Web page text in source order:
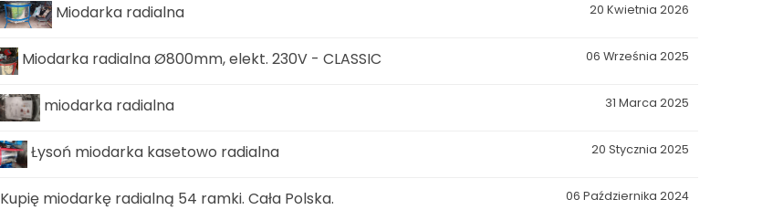
20 Kwietnia 2026
Miodarka radialna
06 Września 2025
Miodarka radialna Ø800mm, elekt. 230V - CLASSIC
31 Marca 2025
miodarka radialna
20 Stycznia 2025
Łysoń miodarka kasetowo radialna
06 Października 2024
Kupię miodarkę radialną 54 ramki. Cała Polska.